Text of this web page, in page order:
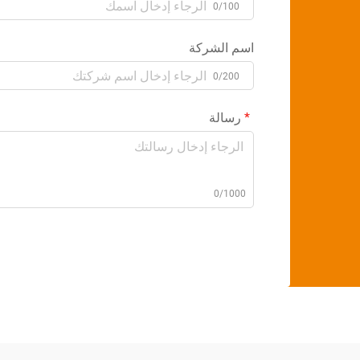
0/100
اسم الشركة
0/200
رسالة
0/1000